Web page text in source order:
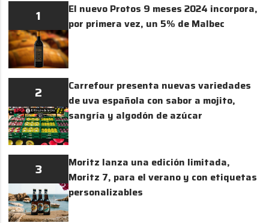
1
El nuevo Protos 9 meses 2024 incorpora,
por primera vez, un 5% de Malbec
2
Carrefour presenta nuevas variedades
de uva española con sabor a mojito,
sangría y algodón de azúcar
3
Moritz lanza una edición limitada,
Moritz 7, para el verano y con etiquetas
personalizables